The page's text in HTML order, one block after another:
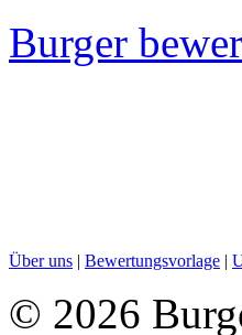
Burger
Über uns | Bewertungsvorlage |
© 2026